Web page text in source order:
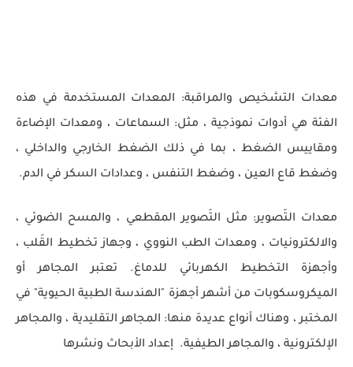
معدات التشخيص والمراقبة: المعدات المستخدمة في هذه
الفئة هي أدوات نموذجية ، مثل: السماعات ، ومعدات الإضاءة
ومقاييس الضغط ، بما في ذلك الضغط الخارجي والداخلي ،
وضغط قاع العين ، وضغط التنفس ، وعدادات السكر في الدم.
معدات التَصوير: مثل التَصوير المقطعي ، والمسح الضوئي ،
والالكترونيات ، ومعدات الطب النووي ، وجهاز تخطيط القَلب ،
وأجهزة التخطيط الكهربائي للدماغ. تعتبر المجاهر أو
الميكروسكوبات من أشهر أجهزة "الهندسة الطبية الحيوية" في
المختبر ، وهناك أنواع عديدة منها: المجاهر التقليدية ، والمجاهر
الإلكترونية ، والمجاهر الطيفية. إعداد الأبحاث ونشرها